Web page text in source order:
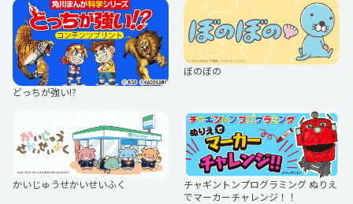
リィンカーネーションの花弁 葬送のフリーレン
ふしぎ遊戯
クラスで2番目に可愛い女の子と友
だちになった
しろなっぱ ひろみのむし
ジャージカップル
もモ太郎。 犀将
どっちが強い!?
ぼのぼの
かいじゅうせかいせいふく
チャギントンプログラミング ぬりえ
でマーカーチャレンジ！！